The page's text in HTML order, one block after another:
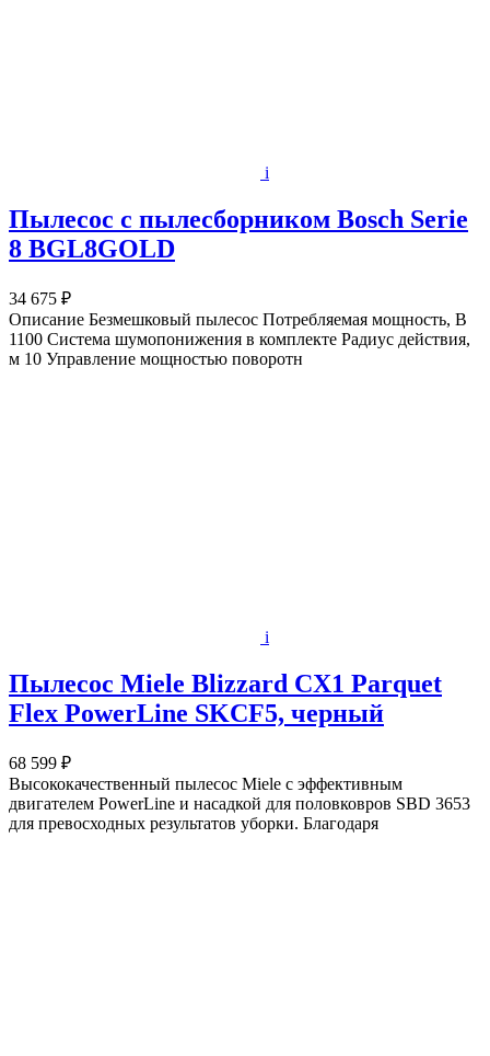
i
Пылесос с пылесборником Bosch Serie
8 BGL8GOLD
34 675 ₽
Описание Безмешковый пылесос Потребляемая мощность, В
1100 Система шумопонижения в комплекте Радиус действия,
м 10 Управление мощностью поворотн
i
Пылесос Miele Blizzard CX1 Parquet
Flex PowerLine SKCF5, черный
68 599 ₽
Высококачественный пылесос Miele с эффективным
двигателем PowerLine и насадкой для половковров SBD 3653
для превосходных результатов уборки. Благодаря